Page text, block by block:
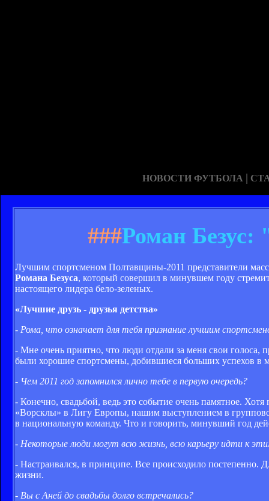
НОВОСТИ ФУТБОЛА |
###Роман
Лучшим спортсменом Полтавщины-2011 представители
Романа Безуса, который совершил в минувшем году
настоящего лидера бело-зеленых.
«Лучшие друзь - друзья детства»
- Рома, что означает для тебя признание лучшим
- Мне очень приятно, что люди отдали за меня свои голоса,
были хорошие спортсмены, добившиеся больших успехов в
- Чем 2011 год запомнился лично тебе в первую очередь?
- Конечно, свадьбой, ведь это событие очень памятное.
«Ворсклы» в Лигу Европы, нашим выступлением в
в национальную команду. Что и говорить, минувший год
- Некоторые люди могут всю жизнь, всю карьеру идти к
- Настраивался, в принципе. Все происходило
жизни.
- Вы с Аней до свадьбы долго встречались?